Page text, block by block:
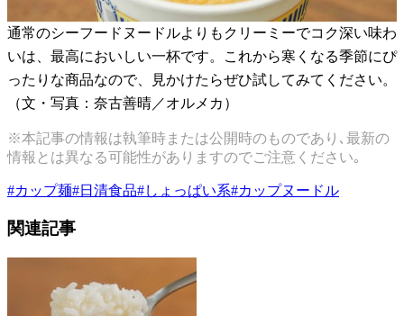
通常のシーフードヌードルよりもクリーミーでコク深い味わ
いは、最高においしい一杯です。これから寒くなる季節にぴ
ったりな商品なので、見かけたらぜひ試してみてください。
（文・写真：奈古善晴／オルメカ）
※本記事の情報は執筆時または公開時のものであり､最新の
情報とは異なる可能性がありますのでご注意ください｡
#カップ麺#日清食品#しょっぱい系#カップヌードル
関連記事